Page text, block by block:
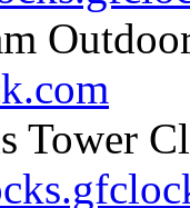
Tower